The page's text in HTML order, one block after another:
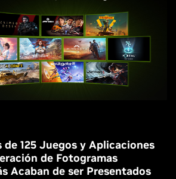
de 125 Juegos y Aplicaciones
de Fotogramas
Acaban de ser Presentados